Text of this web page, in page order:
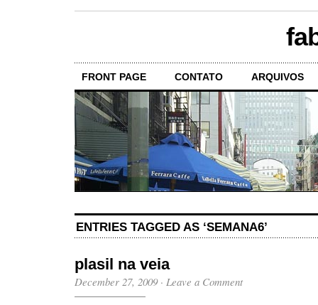
FRONT PAGE CONTATO ARQUIVOS
ENTRIES TAGGED AS ‘SEMANA6’
plasil na veia
December 27, 2009· Leave a Comment